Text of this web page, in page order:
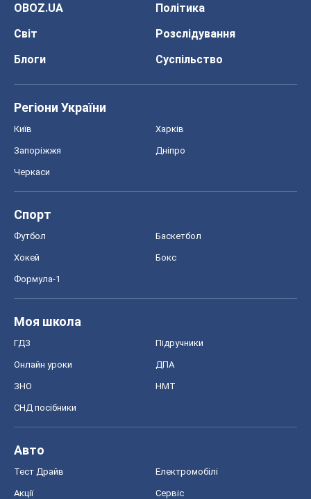
OBOZ.UA
Політика
Світ
Розслідування
Блоги
Суспільство
Регіони України
Київ Харків
Запоріжжя Дніпро
Черкаси
Спорт
Футбол Баскетбол
Хокей Бокс
Формула-1
Моя школа
ГДЗ Підручники
Онлайн уроки ДПА
ЗНО НМТ
СНД посібники
Авто
Тест Драйв Електромобілі
Акції Сервіс